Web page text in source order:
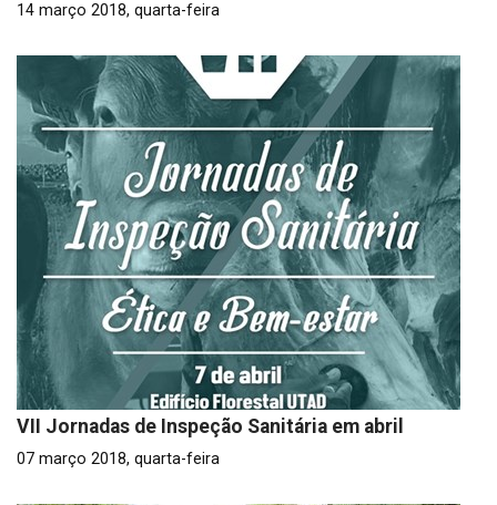
14 março 2018, quarta-feira
VII Jornadas de Inspeção Sanitária em abril
07 março 2018, quarta-feira